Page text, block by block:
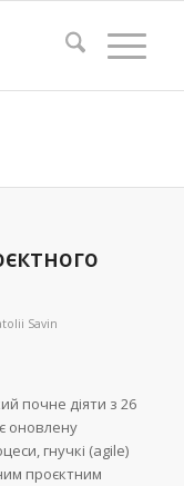
Savin
почне діяти з 26
оновлену
гнучкі (agile)
проєктним